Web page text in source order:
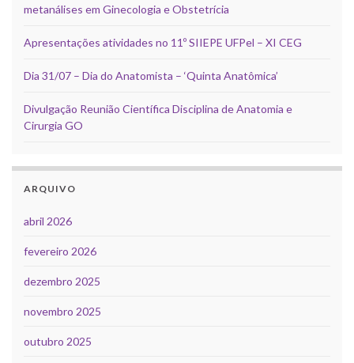
metanálises em Ginecologia e Obstetrícia
Apresentações atividades no 11º SIIEPE UFPel – XI CEG
Dia 31/07 – Dia do Anatomista – ‘Quinta Anatômica’
Divulgação Reunião Científica Disciplina de Anatomia e
Cirurgia GO
ARQUIVO
abril 2026
fevereiro 2026
dezembro 2025
novembro 2025
outubro 2025